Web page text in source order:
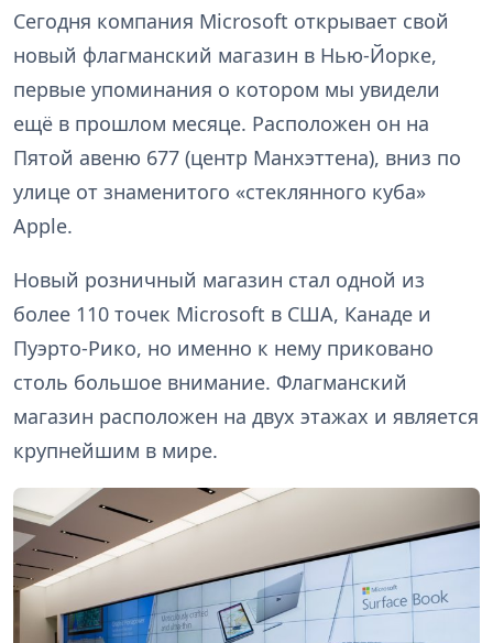
Сегодня компания Microsoft открывает свой
новый флагманский магазин в Нью-Йорке,
первые упоминания о котором мы увидели
ещё в прошлом месяце. Расположен он на
Пятой авеню 677 (центр Манхэттена), вниз по
улице от знаменитого «стеклянного куба»
Apple.
Новый розничный магазин стал одной из
более 110 точек Microsoft в США, Канаде и
Пуэрто-Рико, но именно к нему приковано
столь большое внимание. Флагманский
магазин расположен на двух этажах и является
крупнейшим в мире.